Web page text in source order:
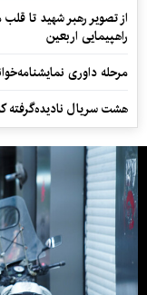
از تصویر رهبر شهید تا
راهپیمایی اربعین
مرحله داوری
هشت سریال نادیده‌گرفته